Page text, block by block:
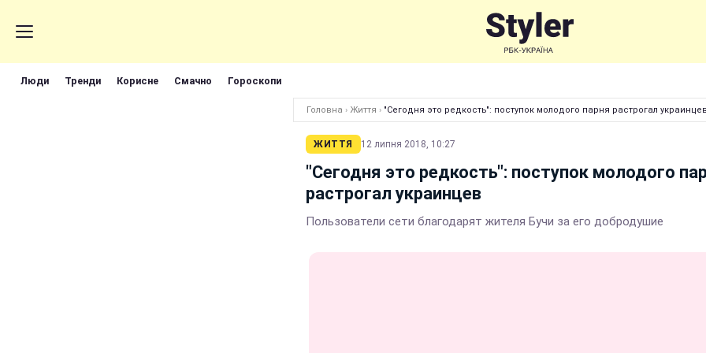
Люди Тренди Корисне Смачно Гороскопи
Головна › Життя › "Сегодня это редкость": поступок молодого парня растрогал украинцев
ЖИТТЯ 12 липня 2018, 10:27
"Сегодня это редкость": поступок молодого
растрогал украинцев
Пользователи сети благодарят жителя Бучи за его добродушие